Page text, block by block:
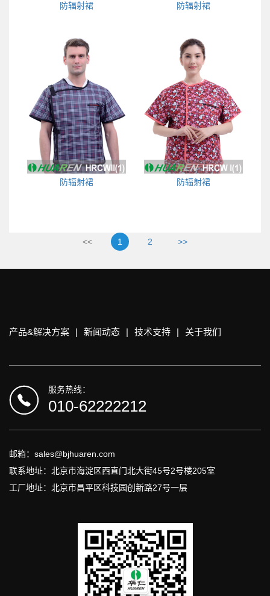
防辐射裙 防辐射裙
防辐射裙 防辐射裙
<< 1 2 >>
产品&解决方案 | 新闻动态 | 技术支持 | 关于我们
服务热线：
010-62222212
邮箱：sales@bjhuaren.com
联系地址：北京市海淀区西直门北大街45号2号楼205室
工厂地址：北京市昌平区科技园创新路27号一层